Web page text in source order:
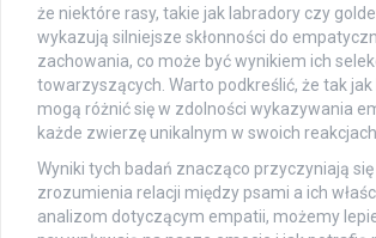
że niektóre rasy, takie jak labradory czy
wykazują silniejsze skłonności do
zachowania, co może być wynikiem ich
towarzyszących. Warto podkreślić, że tak jak
mogą różnić się w zdolności wykazywania
każde zwierzę unikalnym w swoich
Wyniki tych badań znacząco przyczyniają
zrozumienia relacji między psami a ich
analizom dotyczącym empatii, możemy